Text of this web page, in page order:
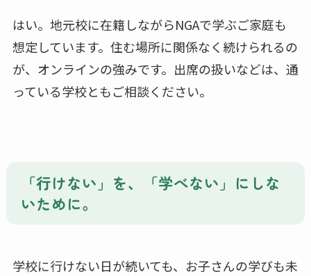
はい。地元校に在籍しながらNGAで学ぶご家庭も
想定しています。住む場所に関係なく続けられるの
が、オンラインの強みです。出席の扱いなどは、通
っている学校ともご相談ください。
「行けない」を、「学べない」にしな
いために。
学校に行けない日が続いても、お子さんの学びも未